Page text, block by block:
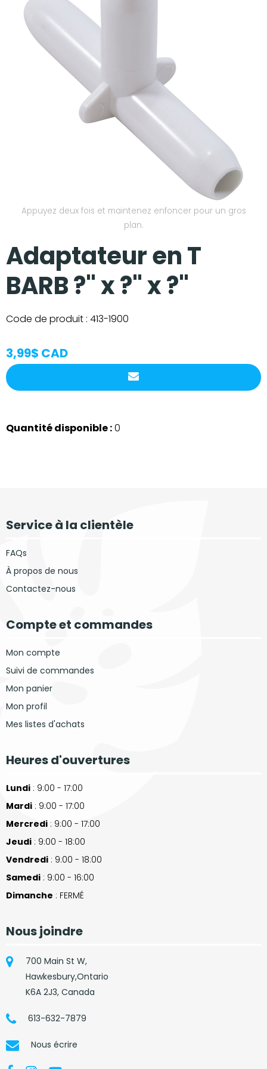
Nos réalisations
Appuyez deux fois et maintenez enfoncer pour un gros
plan.
Adaptateur en T
BARB ?" x ?" x ?"
Code de produit : 413-1900
3,99$ CAD
Quantité disponible :0
Service à la clientèle
FAQs
À propos de nous
Contactez-nous
Compte et commandes
Mon compte
Suivi de commandes
Mon panier
Mon profil
Mes listes d'achats
Heures d'ouvertures
Lundi : 9:00 - 17:00
Mardi : 9:00 - 17:00
Mercredi : 9:00 - 17:00
Jeudi : 9:00 - 18:00
Vendredi : 9:00 - 18:00
Samedi : 9:00 - 16:00
Dimanche : FERMÉ
Nous joindre
700 Main St W,
Hawkesbury,Ontario
K6A 2J3, Canada
613-632-7879
Nous écrire